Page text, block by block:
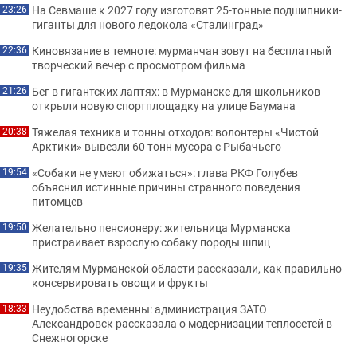
23:26 На Севмаше к 2027 году изготовят 25-тонные подшипники-
гиганты для нового ледокола «Сталинград»
22:36 Киновязание в темноте: мурманчан зовут на бесплатный
творческий вечер с просмотром фильма
21:26 Бег в гигантских лаптях: в Мурманске для школьников
открыли новую спортплощадку на улице Баумана
20:38 Тяжелая техника и тонны отходов: волонтеры «Чистой
Арктики» вывезли 60 тонн мусора с Рыбачьего
19:54 «Собаки не умеют обижаться»: глава РКФ Голубев
объяснил истинные причины странного поведения
питомцев
19:50 Желательно пенсионеру: жительница Мурманска
пристраивает взрослую собаку породы шпиц
19:35 Жителям Мурманской области рассказали, как правильно
консервировать овощи и фрукты
18:33 Неудобства временны: администрация ЗАТО
Александровск рассказала о модернизации теплосетей в
Снежногорске